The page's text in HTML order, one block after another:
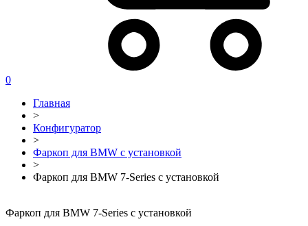
0
Главная
>
Конфигуратор
>
Фаркоп для BMW с установкой
>
Фаркоп для BMW 7-Series с установкой
Фаркоп для BMW 7-Series с установкой